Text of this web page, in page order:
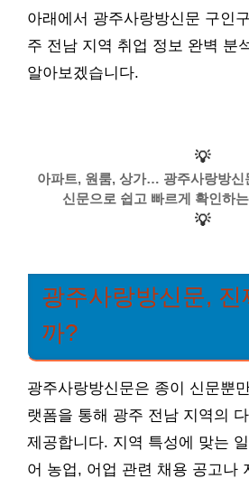
아래에서 광주사랑방신문 구인
주 전남 지역 취업 정보 완벽 분
알아보겠습니다.
💡
아파트, 원룸, 상가… 광주사랑방신
신문으로 쉽고 빠르게 확인하
💡
광주사랑방신문, 진
까?
광주사랑방신문은 종이 신문뿐
랫폼을 통해 광주 전남 지역의
제공합니다. 지역 특성에 맞는
어 농업, 어업 관련 채용 공고나